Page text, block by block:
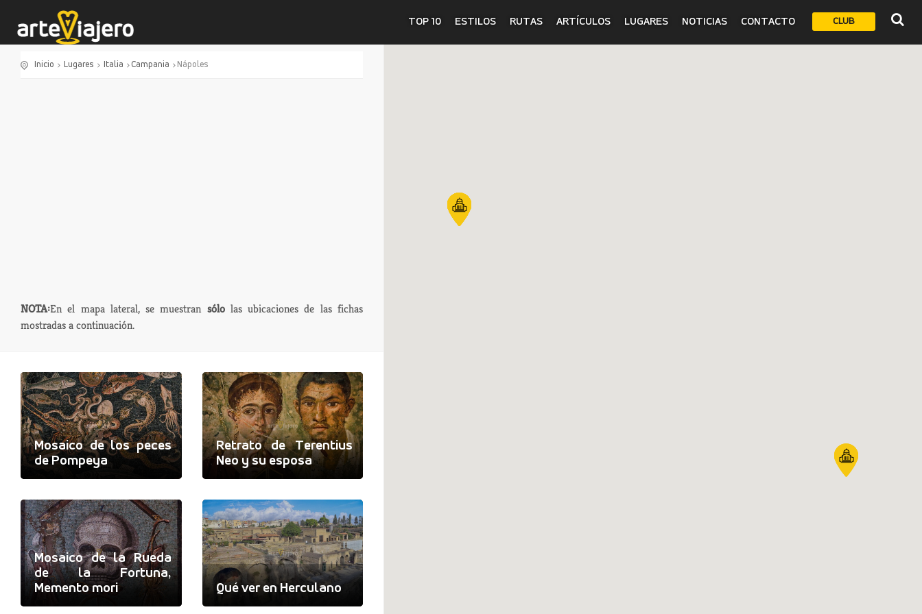
CLUB
TOP 10 ESTILOS RUTAS ARTÍCULOS LUGARES NOTICIAS CONTACTO
Inicio Lugares Italia Campania Nápoles
NOTA:En el mapa lateral, se muestran sólolas ubicaciones de las fichas
mostradas a continuación.
Mosaico de los peces
de Pompeya
Retrato de Terentius
Neo y su esposa
Mosaico de la Rueda
de la Fortuna,
Memento mori
Qué ver en Herculano